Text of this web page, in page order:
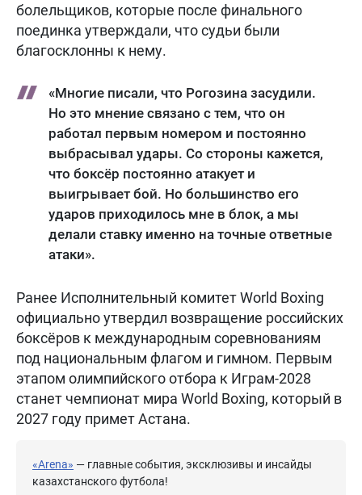
болельщиков, которые после финального
поединка утверждали, что судьи были
благосклонны к нему.
«Многие писали, что Рогозина засудили.
Но это мнение связано с тем, что он
работал первым номером и постоянно
выбрасывал удары. Со стороны кажется,
что боксёр постоянно атакует и
выигрывает бой. Но большинство его
ударов приходилось мне в блок, а мы
делали ставку именно на точные ответные
атаки».
Ранее Исполнительный комитет World Boxing
официально утвердил возвращение российских
боксёров к международным соревнованиям
под национальным флагом и гимном. Первым
этапом олимпийского отбора к Играм-2028
станет чемпионат мира World Boxing, который в
2027 году примет Астана.
«Arena» — главные события, эксклюзивы и инсайды
казахстанского футбола!